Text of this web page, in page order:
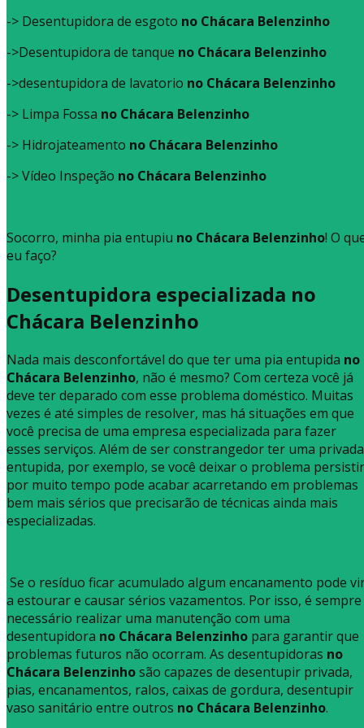
-> Desentupidora de esgoto no Chácara Belenzinho
->Desentupidora de tanque no Chácara Belenzinho
->desentupidora de lavatorio no Chácara Belenzinho
-> Limpa Fossa no Chácara Belenzinho
-> Hidrojateamento no Chácara Belenzinho
-> Vídeo Inspeção no Chácara Belenzinho
Socorro, minha pia entupiu no Chácara Belenzinho! O
eu faço?
Desentupidora especializada no
Chácara Belenzinho
Nada mais desconfortável do que ter uma pia entupida no
Chácara Belenzinho, não é mesmo? Com certeza você já
deve ter deparado com esse problema doméstico. Muitas
vezes é até simples de resolver, mas há situações em que
você precisa de uma empresa especializada para fazer
esses serviços. Além de ser constrangedor ter uma privada
entupida, por exemplo, se você deixar o problema persistir
por muito tempo pode acabar acarretando em problemas
bem mais sérios que precisarão de técnicas ainda mais
especializadas.
Se o resíduo ficar acumulado algum encanamento pode
a estourar e causar sérios vazamentos. Por isso, é sempre
necessário realizar uma manutenção com uma
desentupidora no Chácara Belenzinho para garantir que
problemas futuros não ocorram. As desentupidoras no
Chácara Belenzinhosão capazes de desentupir privada,
pias, encanamentos, ralos, caixas de gordura, desentupir
vaso sanitário entre outros no Chácara Belenzinho.